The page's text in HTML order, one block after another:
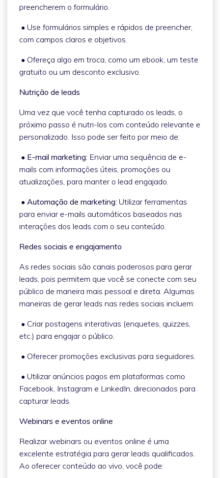
preencherem o formulário.
• Use formulários simples e rápidos de preencher,
com campos claros e objetivos.
• Ofereça algo em troca, como um ebook, um teste
gratuito ou um desconto exclusivo.
Nutrição de leads
Uma vez que você tenha capturado os leads, o
próximo passo é nutri-los com conteúdo relevante e
personalizado. Isso pode ser feito por meio de:
• E-mail marketing: Enviar uma sequência de e-
mails com informações úteis, promoções ou
atualizações, para manter o lead engajado.
• Automação de marketing: Utilizar ferramentas
para enviar e-mails automáticos baseados nas
interações dos leads com o seu conteúdo.
Redes sociais e engajamento
As redes sociais são canais poderosos para gerar
leads, pois permitem que você se conecte com seu
público de maneira mais pessoal e direta. Algumas
maneiras de gerar leads nas redes sociais incluem:
• Criar postagens interativas (enquetes, quizzes,
etc.) para engajar o público.
• Oferecer promoções exclusivas para seguidores.
• Utilizar anúncios pagos em plataformas como
Facebook, Instagram e LinkedIn, direcionados para
capturar leads.
Webinars e eventos online
Realizar webinars ou eventos online é uma
excelente estratégia para gerar leads qualificados.
Ao oferecer conteúdo ao vivo, você pode: